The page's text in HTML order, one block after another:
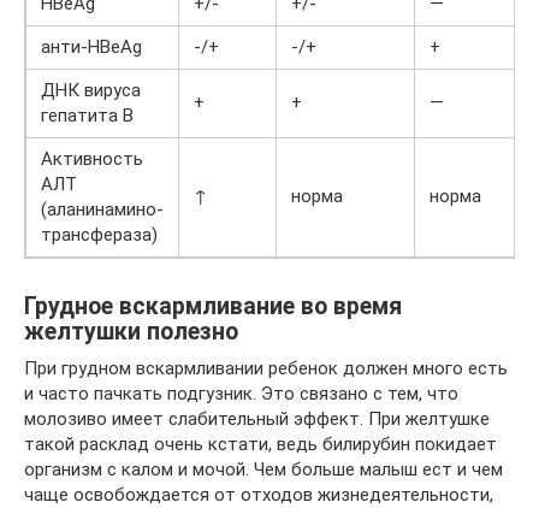
анти-HBеAg
-/+ -/+
+
ДНК вируса
гепатита В
+ + —
Активность
АЛТ
(аланинамино-
трансфераза)
↑ норма норма
Грудное вскармливание во время
желтушки полезно
При грудном вскармливании ребенок должен много есть
и часто пачкать подгузник. Это связано с тем, что
молозиво имеет слабительный эффект. При желтушке
такой расклад очень кстати, ведь билирубин покидает
организм с калом и мочой. Чем больше малыш ест и чем
чаще освобождается от отходов жизнедеятельности,